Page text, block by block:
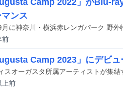
Camp 2022」がBlu-
ンス
前
Camp 2023」にデビ
前